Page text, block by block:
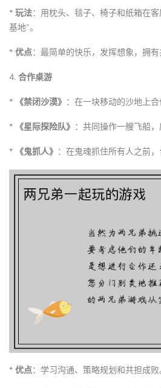
* 玩法：用枕头、毯子、椅子和纸箱在
基地”。
* 优点：最简单的快乐，发挥想象，拥有
4. 合作桌游
* 《禁闭沙漠》 ：在一块移动的沙地上合
* 《星际探险队》 ：共同操作一艘飞船，
* 《鬼抓人》 ：在鬼魂抓住所有人之前，
* 优点：学习沟通、策略规划和共担成败